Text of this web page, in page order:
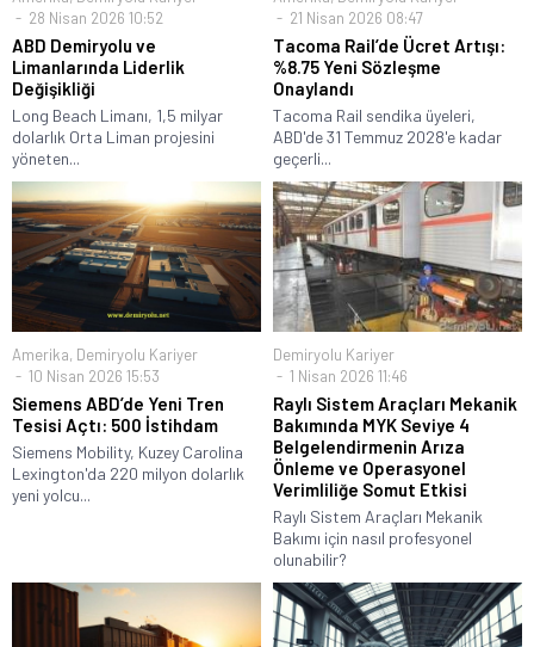
28 Nisan 2026 10:52
ABD Demiryolu ve
Limanlarında Liderlik
Değişikliği
Long Beach Limanı, 1,5 milyar
dolarlık Orta Liman projesini
yöneten...
21 Nisan 2026 08:47
Tacoma Rail’de Ücret Artışı:
%8.75 Yeni Sözleşme
Onaylandı
Tacoma Rail sendika üyeleri,
ABD'de 31 Temmuz 2028'e kadar
geçerli...
Amerika, Demiryolu Kariyer
10 Nisan 2026 15:53
Siemens ABD’de Yeni Tren
Tesisi Açtı: 500 İstihdam
Siemens Mobility, Kuzey Carolina
Lexington'da 220 milyon dolarlık
yeni yolcu...
Demiryolu Kariyer
1 Nisan 2026 11:46
Raylı Sistem Araçları Mekanik
Bakımında MYK Seviye 4
Belgelendirmenin Arıza
Önleme ve Operasyonel
Verimliliğe Somut Etkisi
Raylı Sistem Araçları Mekanik
Bakımı için nasıl profesyonel
olunabilir?